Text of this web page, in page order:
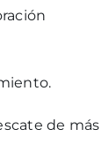
de más